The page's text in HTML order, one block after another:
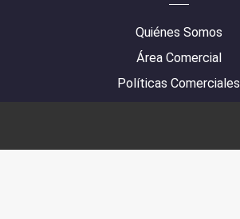
Quiénes Somos
Área Comercial
Políticas Comerciales